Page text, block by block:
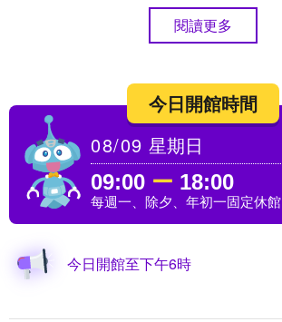
閱讀更多
今日開館時間
08/09 星期日
09:00 ー 18:00
每週一、除夕、年初一固定休館
今日開館至下午6時